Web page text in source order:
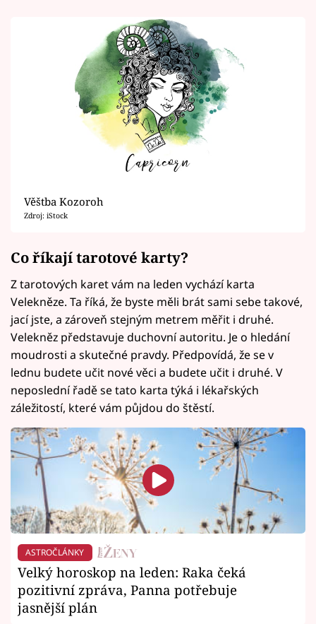
Věštba Kozoroh
Zdroj: iStock
Co říkají tarotové karty?
Z tarotových karet vám na leden vychází karta
Velekněze. Ta říká, že byste měli brát sami sebe takové,
jací jste, a zároveň stejným metrem měřit i druhé.
Velekněz představuje duchovní autoritu. Je o hledání
moudrosti a skutečné pravdy. Předpovídá, že se v
lednu budete učit nové věci a budete učit i druhé. V
neposlední řadě se tato karta týká i lékařských
záležitostí, které vám půjdou do štěstí.
ASTROČLÁNKY
Velký horoskop na leden: Raka čeká
pozitivní zpráva, Panna potřebuje
jasnější plán